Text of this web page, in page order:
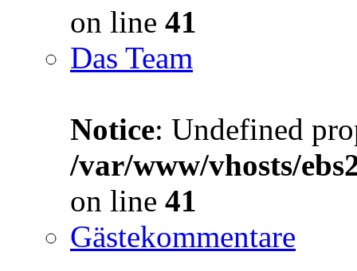
on line 41
Das Team
Notice: Undefined
/var/www/vhosts/
on line 41
Gästekommentare